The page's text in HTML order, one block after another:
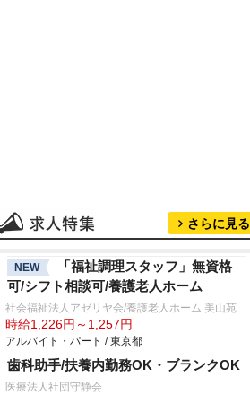
さらに見る
NEW
「福祉調理スタッフ」無資格
可/シフト相談可/養護老人ホーム
社会福祉法人アゼリヤ会/養護老人ホーム 美山苑
時給1,226円～1,257円
アルバイト・パート / 東京都
歯科助手/扶養内勤務OK・ブランクOK
医療法人社団守静会